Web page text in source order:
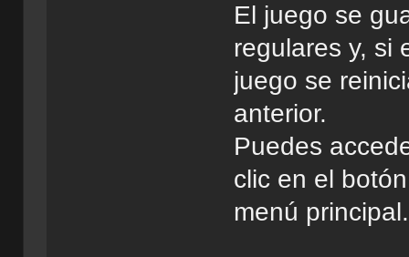
El juego se
regulares y, si
juego se
anterior.
Puedes
clic en el
menú principal.